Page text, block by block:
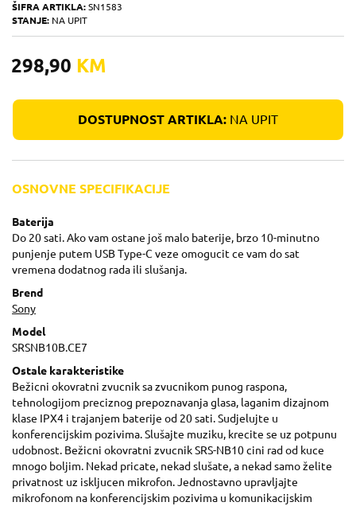
ŠIFRA ARTIKLA: SN1583
STANJE: NA UPIT
298,90 KM
DOSTUPNOST ARTIKLA: NA UPIT
OSNOVNE SPECIFIKACIJE
Baterija
Do 20 sati. Ako vam ostane još malo baterije, brzo 10-minutno
punjenje putem USB Type-C veze omogucit ce vam do sat
vremena dodatnog rada ili slušanja.
Brend
Sony
Model
SRSNB10B.CE7
Ostale karakteristike
Bežicni okovratni zvucnik sa zvucnikom punog raspona,
tehnologijom preciznog prepoznavanja glasa, laganim dizajnom
klase IPX4 i trajanjem baterije od 20 sati. Sudjelujte u
konferencijskim pozivima. Slušajte muziku, krecite se uz potpunu
udobnost. Bežicni okovratni zvucnik SRS-NB10 cini rad od kuce
mnogo boljim. Nekad pricate, nekad slušate, a nekad samo želite
privatnost uz iskljucen mikrofon. Jednostavno upravljajte
mikrofonom na konferencijskim pozivima u komunikacijskim